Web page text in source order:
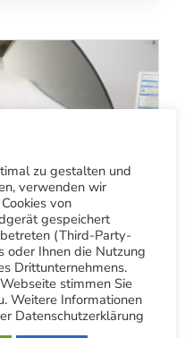
zu gestalten und
verwenden wir
von
gespeichert
(Third-Party-
oder Ihnen die Nutzung
Drittunternehmens.
stimmen Sie
Weitere Informationen
Datenschutzerklärung